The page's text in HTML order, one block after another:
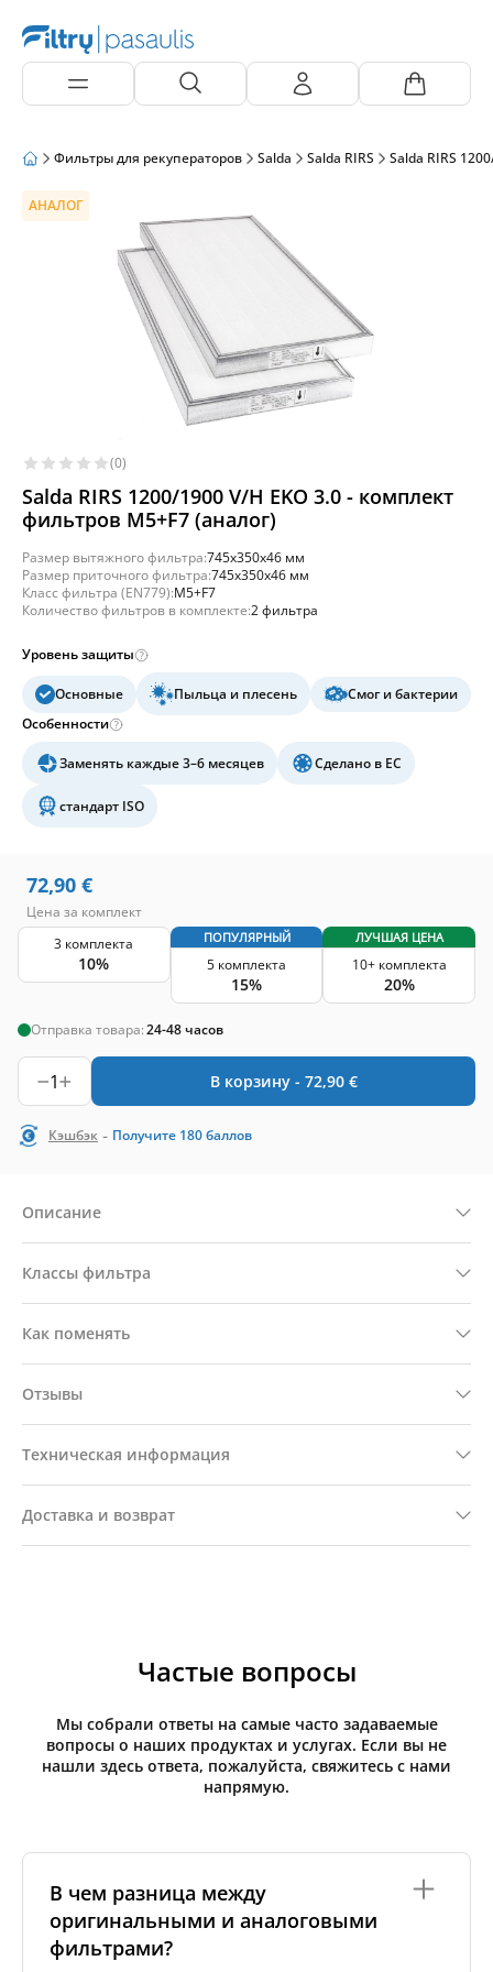
Фильтры для рекуператоров Salda Salda RIRS Salda RIRS
АНАЛОГ
(0)
Salda RIRS 1200/1900 V/H EKO 3.0 - комплект
фильтров M5+F7 (аналог)
Размер вытяжного фильтра:745x350x46 мм
Размер приточного фильтра:745x350x46 мм
Класс фильтра (EN779):M5+F7
Количество фильтров в комплекте:2 фильтра
Уровень защиты
Основные Пыльца и плесень
Смог и бактерии
Особенности
Заменять каждые 3–6 месяцев Сделано в ЕС
стандарт ISO
72,90 €
Цена за комплект
3 комплекта
10%
ПОПУЛЯРНЫЙ
5 комплекта
15%
ЛУЧШАЯ ЦЕНА
10+ комплекта
20%
Отправка товара:24-48 часов
1 В корзину - 72,90 €
Кэшбэк - Получите 180баллов
Описание
Классы фильтра
Как поменять
Отзывы
Техническая информация
Доставка и возврат
Частые вопросы
Мы собрали ответы на самые часто задаваемые
вопросы о наших продуктах и услугах. Если вы не
нашли здесь ответа, пожалуйста, свяжитесь с нами
напрямую.
В чем разница между
оригинальными и аналоговыми
фильтрами?